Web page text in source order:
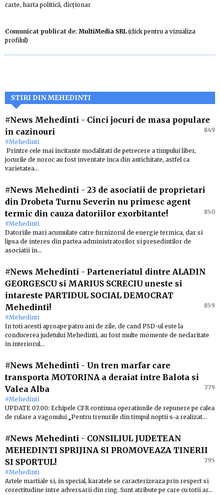
carte, harta politică, dicționar
Comunicat publicat de: MultiMedia SRL (click pentru a vizualiza
profilul)
STIRI DIN MEHEDINTI
#News Mehedinti - Cinci jocuri de masa populare
in cazinouri
849
#Mehedinti
Printre cele mai incitante modalitati de petrecere a timpului liber,
jocurile de noroc au fost inventate inca din antichitate, astfel ca
varietatea…
#News Mehedinti - 23 de asociatii de proprietari
din Drobeta Turnu Severin nu primesc agent
termic din cauza datoriilor exorbitante!
850
#Mehedinti
Datoriile mari acumulate catre furnizorul de energie termica, dar si
lipsa de interes din partea administratorilor si presedintilor de
asociatii in…
#News Mehedinti - Parteneriatul dintre ALADIN
GEORGESCU si MARIUS SCRECIU uneste si
intareste PARTIDUL SOCIAL DEMOCRAT
Mehedinti!
859
#Mehedinti
In toti acesti aproape patru ani de zile, de cand PSD-ul este la
conducerea judetului Mehedinti, au fost multe momente de neclaritate
in interiorul…
#News Mehedinti - Un tren marfar care
transporta MOTORINA a deraiat intre Balota si
Valea Alba
779
#Mehedinti
UPDATE 07.00: Echipele CFR continua operatiunile de repunere pe calea
de rulare a vagonului „Pentru trenurile din timpul noptii s-a realizat…
#News Mehedinti - CONSILIUL JUDETEAN
MEHEDINTI SPRIJINA SI PROMOVEAZA TINERII
SI SPORTUL!
795
#Mehedinti
Artele martiale si, in special, karatele se caracterizeaza prin respect si
corectitudine intre adversarii din ring. Sunt atribute pe care cu totii ar…